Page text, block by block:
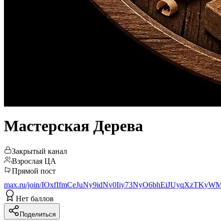
Мастерская Дерева
Закрытый канал
Взрослая ЦА
Прямой пост
max.ru/join/
Нет баллов
Поделиться